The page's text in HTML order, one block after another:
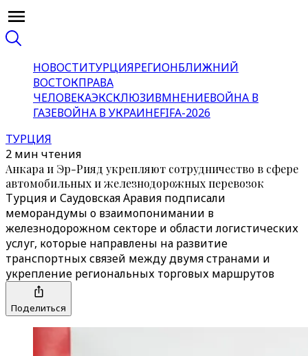
НОВОСТИТУРЦИЯРЕГИОНБЛИЖНИЙ
ВОСТОКПРАВА
ЧЕЛОВЕКАЭКСКЛЮЗИВМНЕНИЕВОЙНА В
ГАЗЕВОЙНА В УКРАИНЕFIFA-2026
ТУРЦИЯ
2 мин чтения
Анкара и Эр-Рияд укрепляют сотрудничество в сфере
автомобильных и железнодорожных перевозок
Турция и Саудовская Аравия подписали
меморандумы о взаимопонимании в
железнодорожном секторе и области логистических
услуг, которые направлены на развитие
транспортных связей между двумя странами и
укрепление региональных торговых маршрутов
Поделиться